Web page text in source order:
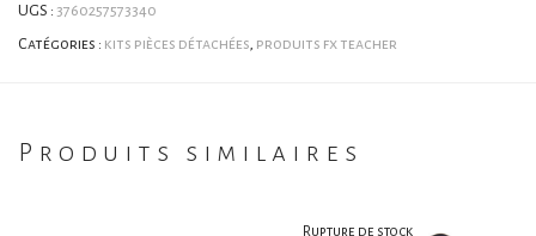
UGS : 3760257573340
Catégories : kits pièces détachées produits fx teacher
Produits similaires